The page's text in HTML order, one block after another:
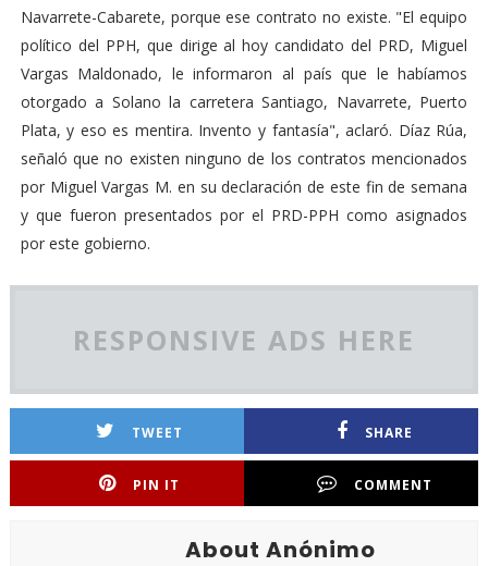
Navarrete-Cabarete, porque ese contrato no existe. "El equipo
político del PPH, que dirige al hoy candidato del PRD, Miguel
Vargas Maldonado, le informaron al país que le habíamos
otorgado a Solano la carretera Santiago, Navarrete, Puerto
Plata, y eso es mentira. Invento y fantasía", aclaró. Díaz Rúa,
señaló que no existen ninguno de los contratos mencionados
por Miguel Vargas M. en su declaración de este fin de semana
y que fueron presentados por el PRD-PPH como asignados
por este gobierno.
RESPONSIVE ADS HERE
TWEET SHARE
PIN IT COMMENT
About Anónimo